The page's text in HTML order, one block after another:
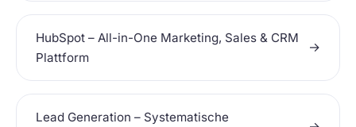
HubSpot – All-in-One Marketing, Sales & CRM
Plattform
→
Lead Generation – Systematische